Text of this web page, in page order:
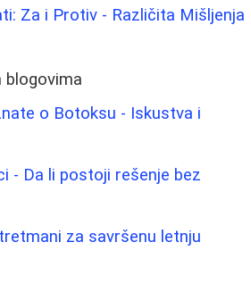
Za i Protiv - Različita Mišljenja
blogovima
o Botoksu - Iskustva i
- Da li postoji rešenje bez
za savršenu letnju